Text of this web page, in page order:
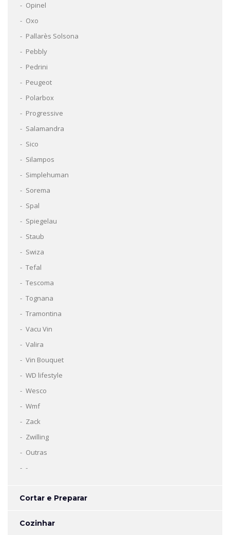
Opinel
Oxo
Pallarès Solsona
Pebbly
Pedrini
Peugeot
Polarbox
Progressive
Salamandra
Sico
Silampos
Simplehuman
Sorema
Spal
Spiegelau
Staub
Swiza
Tefal
Tescoma
Tognana
Tramontina
Vacu Vin
Valira
Vin Bouquet
WD lifestyle
Wesco
Wmf
Zack
Zwilling
Outras
-
Cortar e Preparar
Cozinhar